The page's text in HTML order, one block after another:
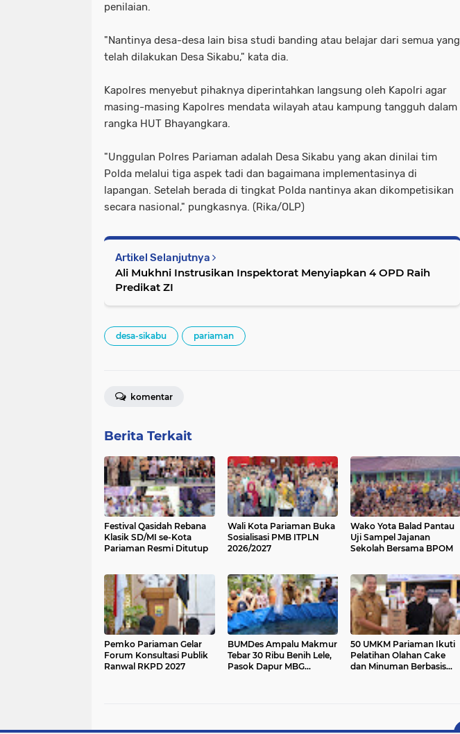
penilaian.
"Nantinya desa-desa lain bisa studi banding atau belajar dari semua yang
telah dilakukan Desa Sikabu," kata dia.
Kapolres menyebut pihaknya diperintahkan langsung oleh Kapolri agar
masing-masing Kapolres mendata wilayah atau kampung tangguh dalam
rangka HUT Bhayangkara.
"Unggulan Polres Pariaman adalah Desa Sikabu yang akan dinilai tim
Polda melalui tiga aspek tadi dan bagaimana implementasinya di
lapangan. Setelah berada di tingkat Polda nantinya akan dikompetisikan
secara nasional," pungkasnya. (Rika/OLP)
Artikel Selanjutnya
Ali Mukhni Instrusikan Inspektorat Menyiapkan 4 OPD Raih
Predikat ZI
desa-sikabu pariaman
komentar
Berita Terkait
Festival Qasidah Rebana
Klasik SD/MI se-Kota
Pariaman Resmi Ditutup
Wali Kota Pariaman Buka
Sosialisasi PMB ITPLN
2026/2027
Wako Yota Balad Pantau
Uji Sampel Jajanan
Sekolah Bersama BPOM
Pemko Pariaman Gelar
Forum Konsultasi Publik
Ranwal RKPD 2027
BUMDes Ampalu Makmur
Tebar 30 Ribu Benih Lele,
Pasok Dapur MBG
50 UMKM Pariaman Ikuti
Pelatihan Olahan Cake
dan Minuman Berbasis